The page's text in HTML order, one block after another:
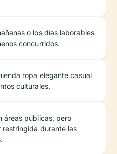
o los días laborables
concurridos.
ropa elegante casual
culturales.
áreas públicas, pero
restringida durante las